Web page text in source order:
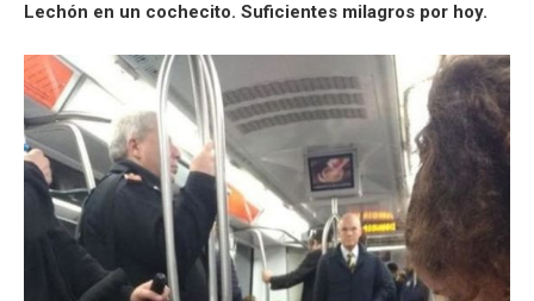
Lechón en un cochecito. Suficientes milagros por hoy.